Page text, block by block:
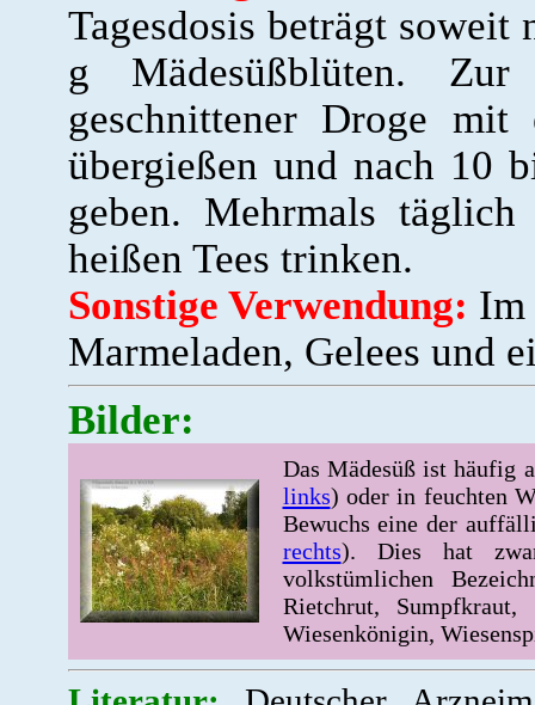
Tagesdosis beträgt
g Mädesüßblüten. Zur
geschnittener Droge mit
übergießen und nach 10
geben. Mehrmals
heißen Tees trinken.
Sonstige Verwendung: Im
Marmeladen, Gelees und
Bilder:
Das Mädesüß ist häufig
links) oder in feuchten
Bewuchs eine der
rechts). Dies hat
volkstümlichen
Rietchrut, Sumpfkraut,
Wiesenkönigin,